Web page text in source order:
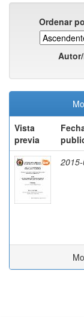
Ordenar
Vista
previa